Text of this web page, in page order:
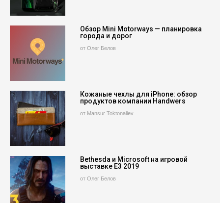
Обзор Mini Motorways — планировка
города и дорог
от Олег Белов
Кожаные чехлы для iPhone: обзор
продуктов компании Handwers
от Mansur Toktonaliev
Bethesda и Microsoft на игровой
выставке E3 2019
от Олег Белов